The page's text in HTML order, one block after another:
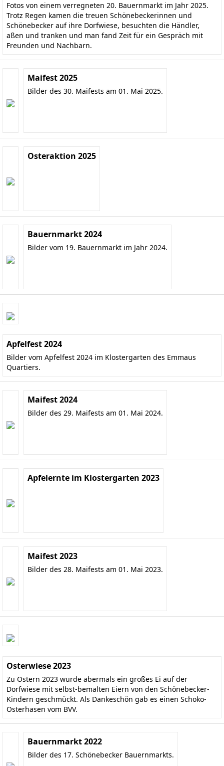
Fotos von einem verregneten 20. Bauernmarkt im Jahr 2025.
Trotz Regen kamen die treuen Schönebeckerinnen und
Schönebecker auf ihre Dorfwiese, besuchten die Händler,
aßen und tranken und man fand Zeit für ein Gespräch mit
Freunden und Nachbarn.
Maifest 2025
Bilder des 30. Maifests am 01. Mai 2025.
Osteraktion 2025
Bauernmarkt 2024
Bilder vom 19. Bauernmarkt im Jahr 2024.
Apfelfest 2024
Bilder vom Apfelfest 2024 im Klostergarten des Emmaus
Quartiers.
Maifest 2024
Bilder des 29. Maifests am 01. Mai 2024.
Apfelernte im Klostergarten 2023
Maifest 2023
Bilder des 28. Maifests am 01. Mai 2023.
Osterwiese 2023
Zu Ostern 2023 wurde abermals ein großes Ei auf der
Dorfwiese mit selbst-bemalten Eiern von den Schönebecker-
Kindern geschmückt. Als Dankeschön gab es einen Schoko-
Osterhasen vom BVV.
Bauernmarkt 2022
Bilder des 17. Schönebecker Bauernmarkts.